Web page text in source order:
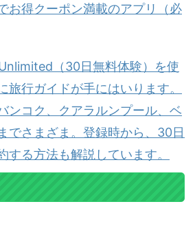
お得クーポン満載のアプリ（必
（30日無料体験）を使
旅行ガイドが手にはいります。
ンコク、クアラルンプール、ベ
でさまざま。登録時から、30日
する方法も解説しています。